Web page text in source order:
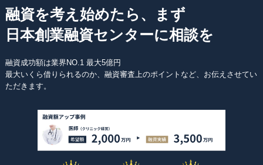
融資を考え始めたら、まず
日本創業融資センターに相談を
融資成功額は業界NO.1 最大5億円
最大いくら借りられるのか、融資審査上のポイントなど、お伝えさせてい
ただきます。